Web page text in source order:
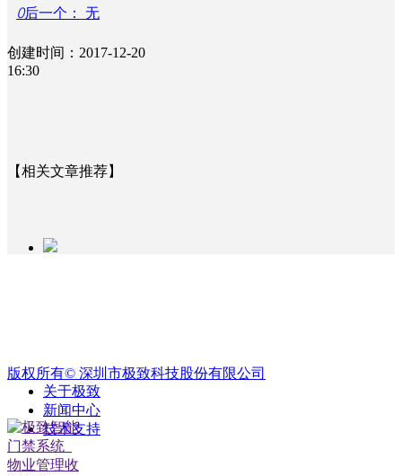
ꀉ
业
管
理
赁
理
ꁹ
租
赁
管
理
ꄲ后一个： 无
创建时间： 2017-12-20
16:30
【相关文章推荐】
〈住房公积金管理条例〉的决定(草案)》，住房公积金
提取场景迎来历史性扩容。提取情形由原有6种拓展至9
种，新增装修自住住房、支付自住住房物业费两大民生
场景，同时设置兜底条款支持其他合规住房消费。这项
顶层政策调整，不仅惠及亿万缴存职工，也将深度影响
存量时代的物业服务行业。
版权所有© 深圳市极致科技股份有限公司
关于极致
新闻中心
技术支持